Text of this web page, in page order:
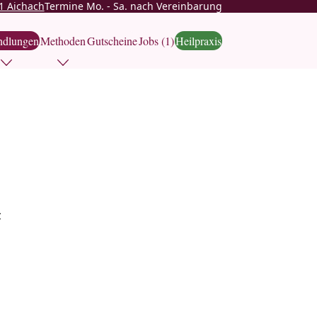
AichachTermine Mo. - Sa. nach Vereinbarung
MethodenGutscheineJobs (1)Heilpraxis